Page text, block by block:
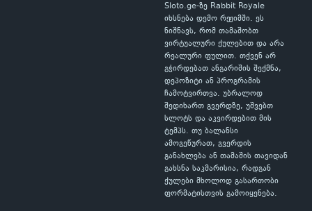
Sloto.ge-ზე Rabbit Royale
იხსნება დემო რეჟიმში. ეს
ნიშნავს, რომ თამაშობთ
ვირტუალური ქულებით და არა
რეალური ფულით. თქვენ არ
გჭირდებათ ანგარიშის შექმნა,
დეპოზიტი ან პროგრამის
ჩამოტვირთვა. უბრალოდ
შედიხართ გვერდზე, უშვებთ
სლოტს და აკვირდებით მის
ტემპს. თუ ბალანსი
ამოგეწურათ, გვერდის
განახლება ან თამაშის თავიდან
გახსნა საკმარისია, რადგან
ქულები მხოლოდ გასართობი
ფორმატისთვის გამოიყენება.